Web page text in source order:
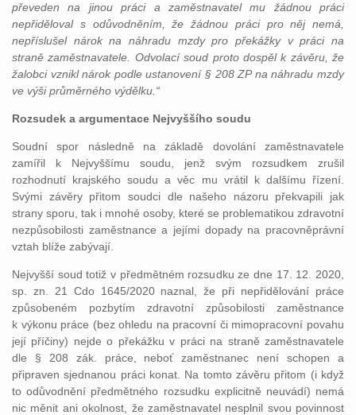
převeden na jinou práci a zaměstnavatel mu žádnou práci
nepřiděloval s odůvodněním, že žádnou práci pro něj nemá,
nepříslušel nárok na náhradu mzdy pro překážky v práci na
straně zaměstnavatele. Odvolací soud proto dospěl k závěru, že
žalobci vznikl nárok podle ustanovení § 208 ZP na náhradu mzdy
ve výši průměrného výdělku.“
Rozsudek a argumentace Nejvyššího soudu
Soudní spor následně na základě dovolání zaměstnavatele
zamířil k Nejvyššímu soudu, jenž svým rozsudkem zrušil
rozhodnutí krajského soudu a věc mu vrátil k dalšímu řízení.
Svými závěry přitom soudci dle našeho názoru překvapili jak
strany sporu, tak i mnohé osoby, které se problematikou zdravotní
nezpůsobilosti zaměstnance a jejími dopady na pracovněprávní
vztah blíže zabývají.
Nejvyšší soud totiž v předmětném rozsudku ze dne 17. 12. 2020,
sp. zn. 21 Cdo 1645/2020 naznal, že při nepřidělování práce
způsobeném pozbytím zdravotní způsobilosti zaměstnance
k výkonu práce (bez ohledu na pracovní či mimopracovní povahu
její příčiny) nejde o překážku v práci na straně zaměstnavatele
dle § 208 zák. práce, neboť zaměstnanec není schopen a
připraven sjednanou práci konat. Na tomto závěru přitom (i když
to odůvodnění předmětného rozsudku explicitně neuvádí) nemá
nic měnit ani okolnost, že zaměstnavatel nesplnil svou povinnost